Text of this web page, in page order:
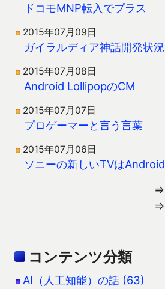
ドコモMNP転入でプラス
2015年07月09日
ガイラルディア神話開発状況
2015年07月08日
Android LollipopのCM
2015年07月07日
プロゲーマーと言う言葉
2015年07月06日
ソニーの新しいTVはAndroid
⇒
⇒
コンテンツ分類
AI（人工知能）の話 (63)